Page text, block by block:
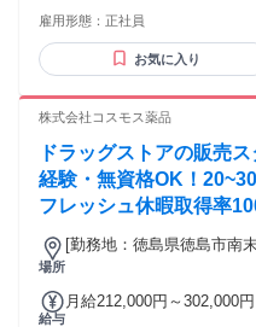
ｈ） ※赴任住宅手当3万円
344,300円 （29ｈ分時間
※赴任住宅手当3万円込み
【経験者B】小売業で店長
者)) 309,300円～376,200
残業時間22ｈ） ※赴任住
入居の場合） 勤務形態やエリアによって異なります。 詳細に
ついては【勤務地範囲と
後、資格取得を目指すこ
同業界からの転職者が増
ています。もちろん異業
雇用形態： 正社員
お気に入り
株式会社コスモス薬品
ドラッグストアの販売
経験・無資格OK！
フレッシュ休暇取得率
場所
[勤務地：徳島県徳島市南
給与
月給212,000円～302,000